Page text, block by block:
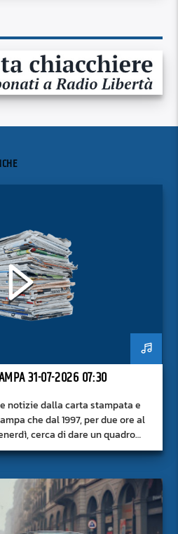
31-07-2026 07:30
notizie dalla carta stampata e
che dal 1997, per due ore al
cerca di dare un quadro
del giorno, senza fermarsi alla